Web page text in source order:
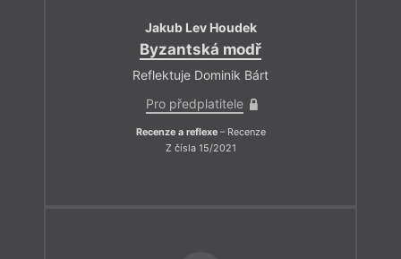
Jakub Lev Houdek
Byzantská modř
Reflektuje Dominik Bárt
Pro předplatitele
Recenze a reflexe– Recenze
Z čísla 15/2021